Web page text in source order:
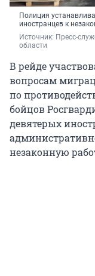
Полиция
иностранцев к
Источник: Пресс-
области
В рейде
вопросам
по
бойцов
девятерых
незаконную